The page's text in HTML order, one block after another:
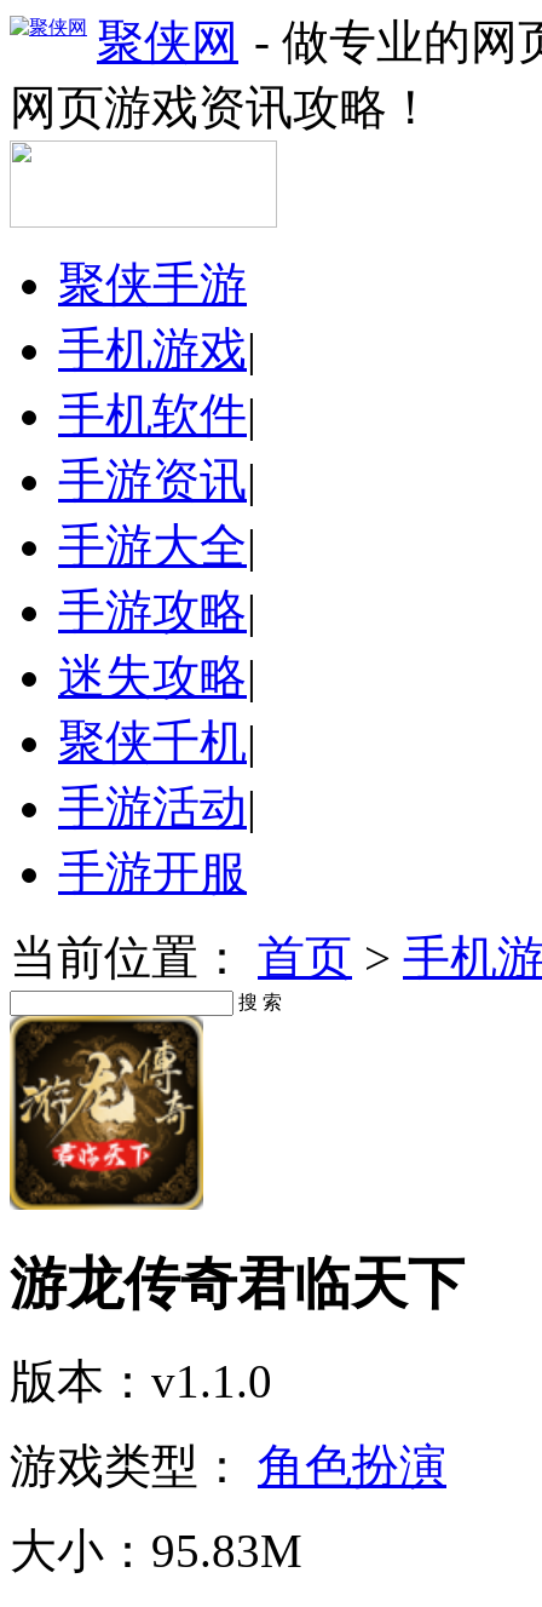
聚侠网 - 做专业的网
网页游戏资讯攻略！
聚侠手游
手机游戏|
手机软件|
手游资讯|
手游大全|
手游攻略|
迷失攻略|
聚侠千机|
手游活动|
手游开服
当前位置： 首页 > 手机
搜 索
游龙传奇君临天下
版本：v1.1.0
游戏类型： 角色扮演
大小：95.83M